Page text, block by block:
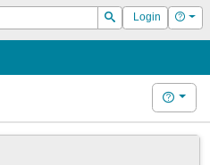
Suchen
Login Hilfe
Hilfe